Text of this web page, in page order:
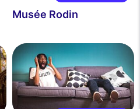
Musée Rodin